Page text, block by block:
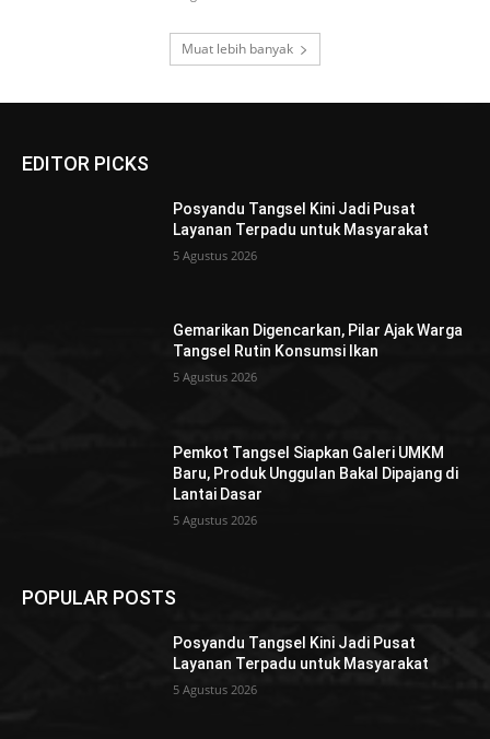
Muat lebih banyak
EDITOR PICKS
Posyandu Tangsel Kini Jadi Pusat
Layanan Terpadu untuk Masyarakat
5 Agustus 2026
Gemarikan Digencarkan, Pilar Ajak Warga
Tangsel Rutin Konsumsi Ikan
5 Agustus 2026
Pemkot Tangsel Siapkan Galeri UMKM
Baru, Produk Unggulan Bakal Dipajang di
Lantai Dasar
5 Agustus 2026
POPULAR POSTS
Posyandu Tangsel Kini Jadi Pusat
Layanan Terpadu untuk Masyarakat
5 Agustus 2026